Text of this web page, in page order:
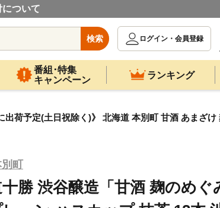
ついて
検索
ログイン・会員登録
番組･特集
キャンペーン
ランキング
荷予定(土日祝除く)》 北海道 本別町 甘酒 あまざけ
町
勝 渋谷醸造「甘酒 麹のめぐ